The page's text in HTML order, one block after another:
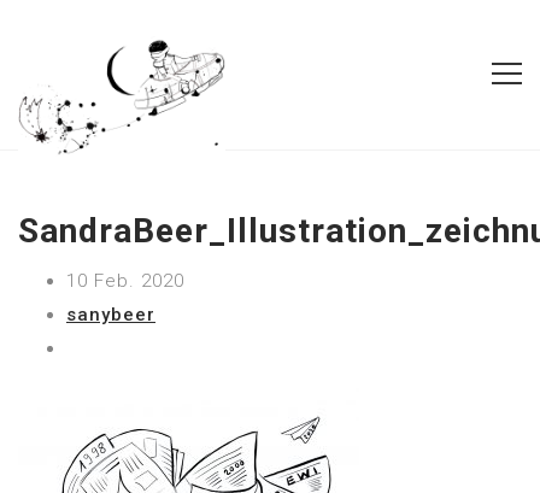
10 Feb. 2020
sanybeer